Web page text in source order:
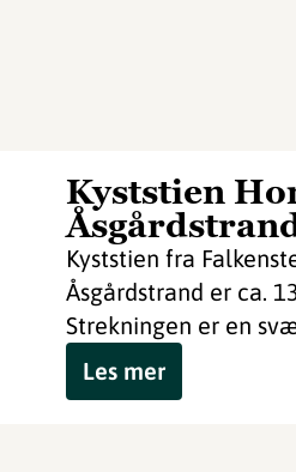
Kyststien
Kyststien fra
Åsgårdstrand er ca.
Strekningen er en
Les mer